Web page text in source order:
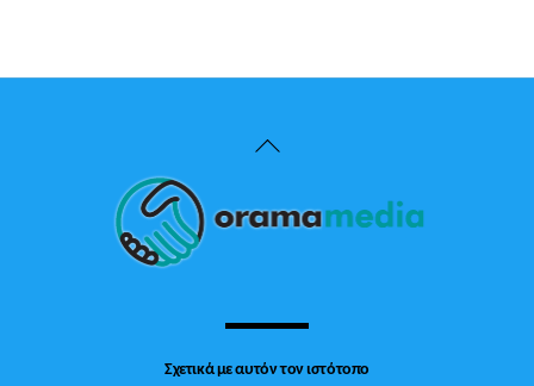
Back
Top
Σχετικά με αυτόν τον ιστότοπο